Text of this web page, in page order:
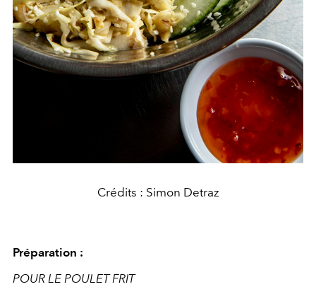
Crédits : Simon Detraz
Préparation :
POUR LE POULET FRIT